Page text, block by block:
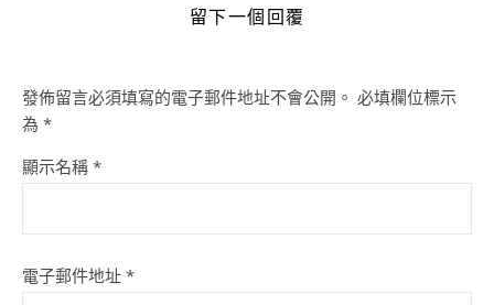
留下一個回覆
發佈留言必須填寫的電子郵件地址不會公開。 必填欄位標示
為 *
顯示名稱 *
電子郵件地址 *